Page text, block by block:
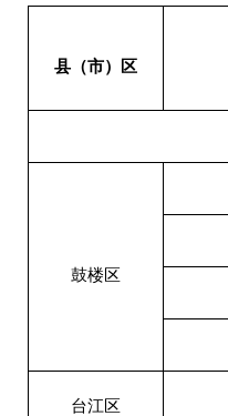
县（市）区
鼓楼区
台江区